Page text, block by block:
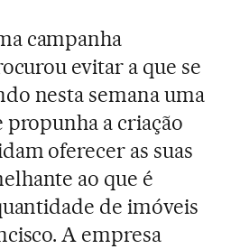
campanha
evitar a que se
nesta semana uma
a criação
oferecer as suas
ao que é
de imóveis
A empresa